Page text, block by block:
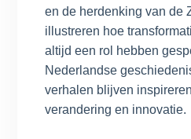
en de herdenking van de
illustreren hoe
altijd een rol hebben
Nederlandse
verhalen blijven
verandering en innovatie.